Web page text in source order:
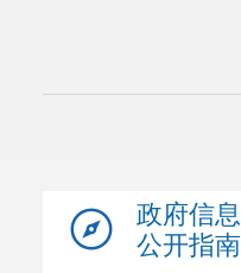
政府信息
公开指南